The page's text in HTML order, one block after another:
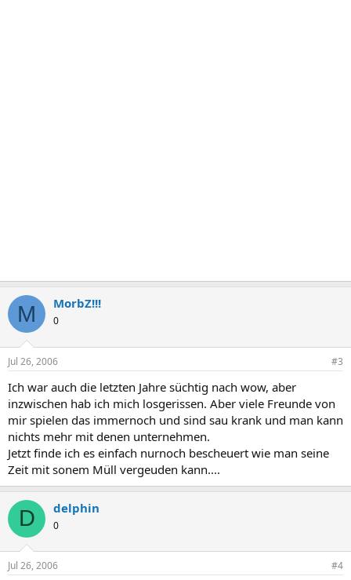
M MorbZ!!!
0
Jul 26, 2006 #3
Ich war auch die letzten Jahre süchtig nach wow, aber
inzwischen hab ich mich losgerissen. Aber viele Freunde von
mir spielen das immernoch und sind sau krank und man kann
nichts mehr mit denen unternehmen.
Jetzt finde ich es einfach nurnoch bescheuert wie man seine
Zeit mit sonem Müll vergeuden kann....
D delphin
0
Jul 26, 2006 #4